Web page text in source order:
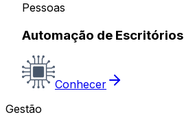
Pessoas
Automação de Escritórios
Conhecer
Gestão